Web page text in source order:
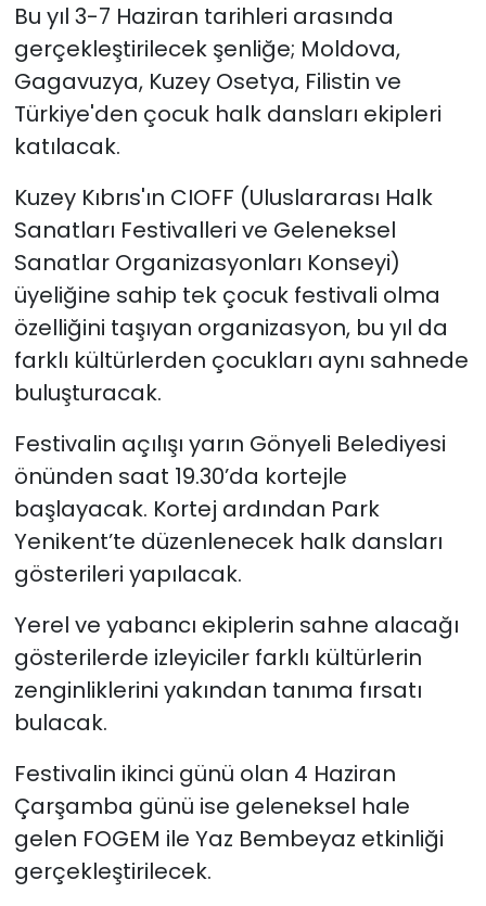
Bu yıl 3-7 Haziran tarihleri arasında
gerçekleştirilecek şenliğe; Moldova,
Gagavuzya, Kuzey Osetya, Filistin ve
Türkiye'den çocuk halk dansları ekipleri
katılacak.
Kuzey Kıbrıs'ın CIOFF (Uluslararası Halk
Sanatları Festivalleri ve Geleneksel
Sanatlar Organizasyonları Konseyi)
üyeliğine sahip tek çocuk festivali olma
özelliğini taşıyan organizasyon, bu yıl da
farklı kültürlerden çocukları aynı sahnede
buluşturacak.
Festivalin açılışı yarın Gönyeli Belediyesi
önünden saat 19.30’da kortejle
başlayacak. Kortej ardından Park
Yenikent’te düzenlenecek halk dansları
gösterileri yapılacak.
Yerel ve yabancı ekiplerin sahne alacağı
gösterilerde izleyiciler farklı kültürlerin
zenginliklerini yakından tanıma fırsatı
bulacak.
Festivalin ikinci günü olan 4 Haziran
Çarşamba günü ise geleneksel hale
gelen FOGEM ile Yaz Bembeyaz etkinliği
gerçekleştirilecek.
Spor
Teknoloji
TÜRKiYE
Video Galeri
YAŞAM
Yazarlar